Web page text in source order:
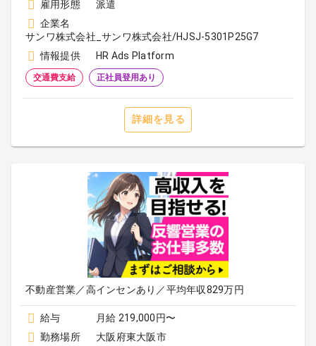
雇用形態
派遣
企業名
サンワ株式会社_サンワ株式会社/HJSJ-5301P25G7
情報提供
HR Ads Platform
交通費支給 正社員登用あり
詳細を見る
不動産営業／高インセンあり／平均年収829万円
給与
月給 219,000円〜
勤務場所
大阪府東大阪市